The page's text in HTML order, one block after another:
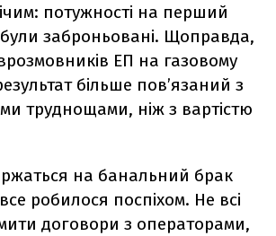
потужності на перший
були заброньовані. Щоправда,
ЕП на газовому
більше пов’язаний з
труднощами, ніж з вартістю
на банальний брак
робилося поспіхом. Не всі
договори з операторами,